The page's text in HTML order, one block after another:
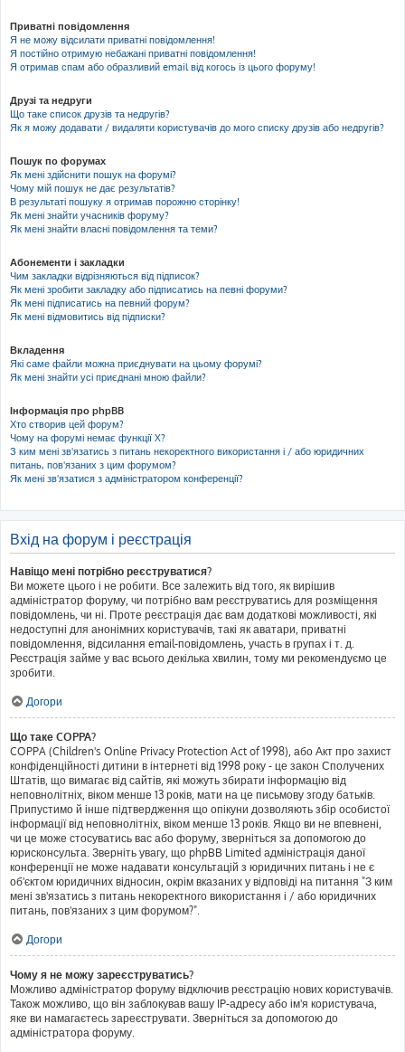
Приватні повідомлення
Я не можу відсилати приватні повідомлення!
Я постійно отримую небажані приватні повідомлення!
Я отримав спам або образливий email від когось із цього форуму!
Друзі та недруги
Що таке список друзів та недругів?
Як я можу додавати / видаляти користувачів до мого списку друзів або недругів?
Пошук по форумах
Як мені здійснити пошук на форумі?
Чому мій пошук не дає результатів?
В результаті пошуку я отримав порожню сторінку!
Як мені знайти учасників форуму?
Як мені знайти власні повідомлення та теми?
Абонементи і закладки
Чим закладки відрізняються від підписок?
Як мені зробити закладку або підписатись на певні форуми?
Як мені підписатись на певний форум?
Як мені відмовитись від підписки?
Вкладення
Які саме файли можна приєднувати на цьому форумі?
Як мені знайти усі приєднані мною файли?
Інформація про phpBB
Хто створив цей форум?
Чому на форумі немає функції X?
З ким мені зв'язатись з питань некоректного використання і / або юридичних
питань, пов'язаних з цим форумом?
Як мені зв'язатися з адміністратором конференції?
Вхід на форум і реєстрація
Навіщо мені потрібно реєструватися?
Ви можете цього і не робити. Все залежить від того, як вирішив
адміністратор форуму, чи потрібно вам реєструватись для розміщення
повідомлень, чи ні. Проте реєстрація дає вам додаткові можливості, які
недоступні для анонімних користувачів, такі як аватари, приватні
повідомлення, відсилання email-повідомлень, участь в групах і т. д.
Реєстрація займе у вас всього декілька хвилин, тому ми рекомендуємо це
зробити.
Догори
Що таке COPPA?
COPPA (Children's Online Privacy Protection Act of 1998), або Акт про захист
конфіденційності дитини в інтернеті від 1998 року - це закон Сполучених
Штатів, що вимагає від сайтів, які можуть збирати інформацію від
неповнолітніх, віком менше 13 років, мати на це письмову згоду батьків.
Припустимо й інше підтвердження що опікуни дозволяють збір особистої
інформації від неповнолітніх, віком менше 13 років. Якщо ви не впевнені,
чи це може стосуватись вас або форуму, зверніться за допомогою до
юрисконсульта. Зверніть увагу, що phpBB Limited адміністрація даної
конференції не може надавати консультацій з юридичних питань і не є
об'єктом юридичних відносин, окрім вказаних у відповіді на питання "З ким
мені зв'язатись з питань некоректного використання і / або юридичних
питань, пов'язаних з цим форумом?".
Догори
Чому я не можу зареєструватись?
Можливо адміністратор форуму відключив реєстрацію нових користувачів.
Також можливо, що він заблокував вашу IP-адресу або ім'я користувача,
яке ви намагаєтесь зареєструвати. Зверніться за допомогою до
адміністратора форуму.